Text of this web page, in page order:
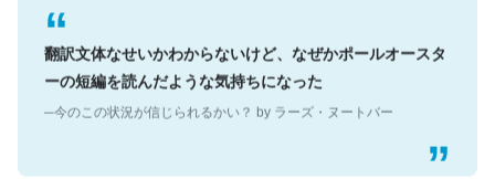
ーの短編を読んだような気持ちになった